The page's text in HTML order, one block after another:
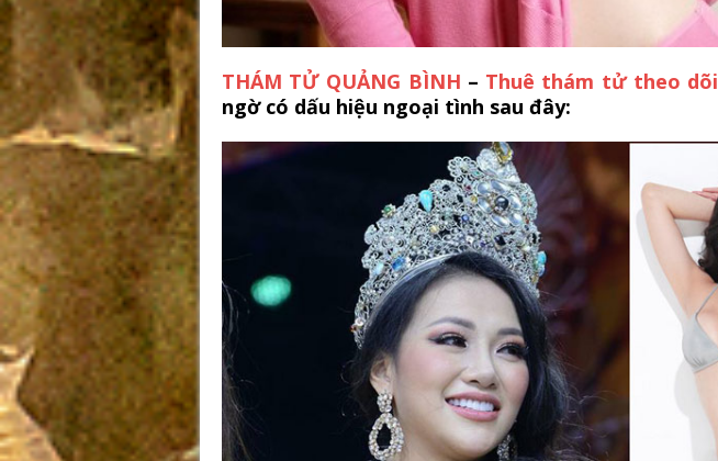
THÁM TỬ QUẢNG BÌNH – Thuê thám tử theo dõi
ngờ có dấu hiệu ngoại tình sau đây: